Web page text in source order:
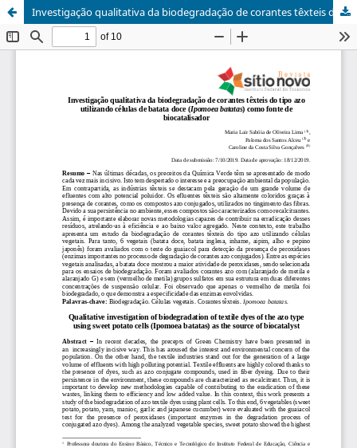
Investigação qualitativa da biodegradação de corantes têxteis do tipo azo utilizando células de batata doce (Ipomoea batatas) como fonte de biocatalisador